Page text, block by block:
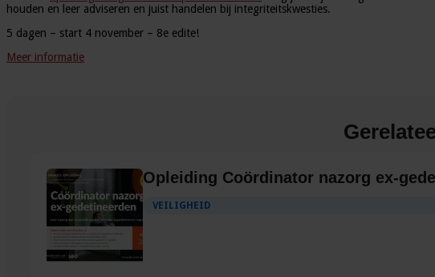
houden en leer adviseren en juist handelen bij integriteitskwesties.
5 dagen – start 4 november – 8e edite!
Meer informatie
Opleiding Coördinator nazorg ex-
VEILIGHEID